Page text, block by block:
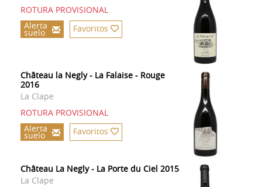
ROTURA PROVISIONAL
Alerta
suelo Favoritos
Château la Negly - La Falaise - Rouge
2016
La Clape
ROTURA PROVISIONAL
Alerta
suelo Favoritos
Château La Negly - La Porte du Ciel 2015
La Clape